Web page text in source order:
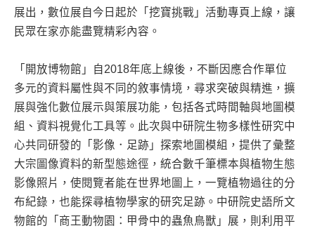
展出，數位展自今日起於「挖寶挑戰」活動專頁上線，讓
民眾在家亦能盡覽精彩內容。
「開放博物館」自2018年底上線後，不斷因應合作單位
多元的資料屬性與不同的敘事情境，尋求突破與精進，擴
展與強化數位展示與策展功能，包括各式時間軸與地圖模
組、資料視覺化工具等。此次與中研院生物多樣性研究中
心共同研發的「影像．足跡」探索地圖模組，提供了彙整
大宗圖像資料的新型態途徑，統合數千筆標本與植物生態
影像照片，使閱覽者能在世界地圖上，一覽植物過往的分
布紀錄，也能探尋植物學家的研究足跡。中研院史語所文
物館的「商王動物園：甲骨中的蟲魚鳥獸」展，則利用平